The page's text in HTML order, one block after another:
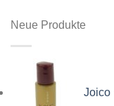
Neue Produkte
Joico